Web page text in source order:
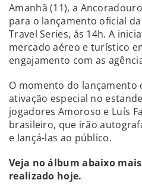
Amanhã (11), a
para o lançamento oficial
Travel Series, às 14h. A
mercado aéreo e turístico
engajamento com as
O momento do lançamento
ativação especial no
jogadores Amoroso e Luís
brasileiro, que irão
e lançá-las ao público.
Veja no álbum abaixo
realizado hoje.